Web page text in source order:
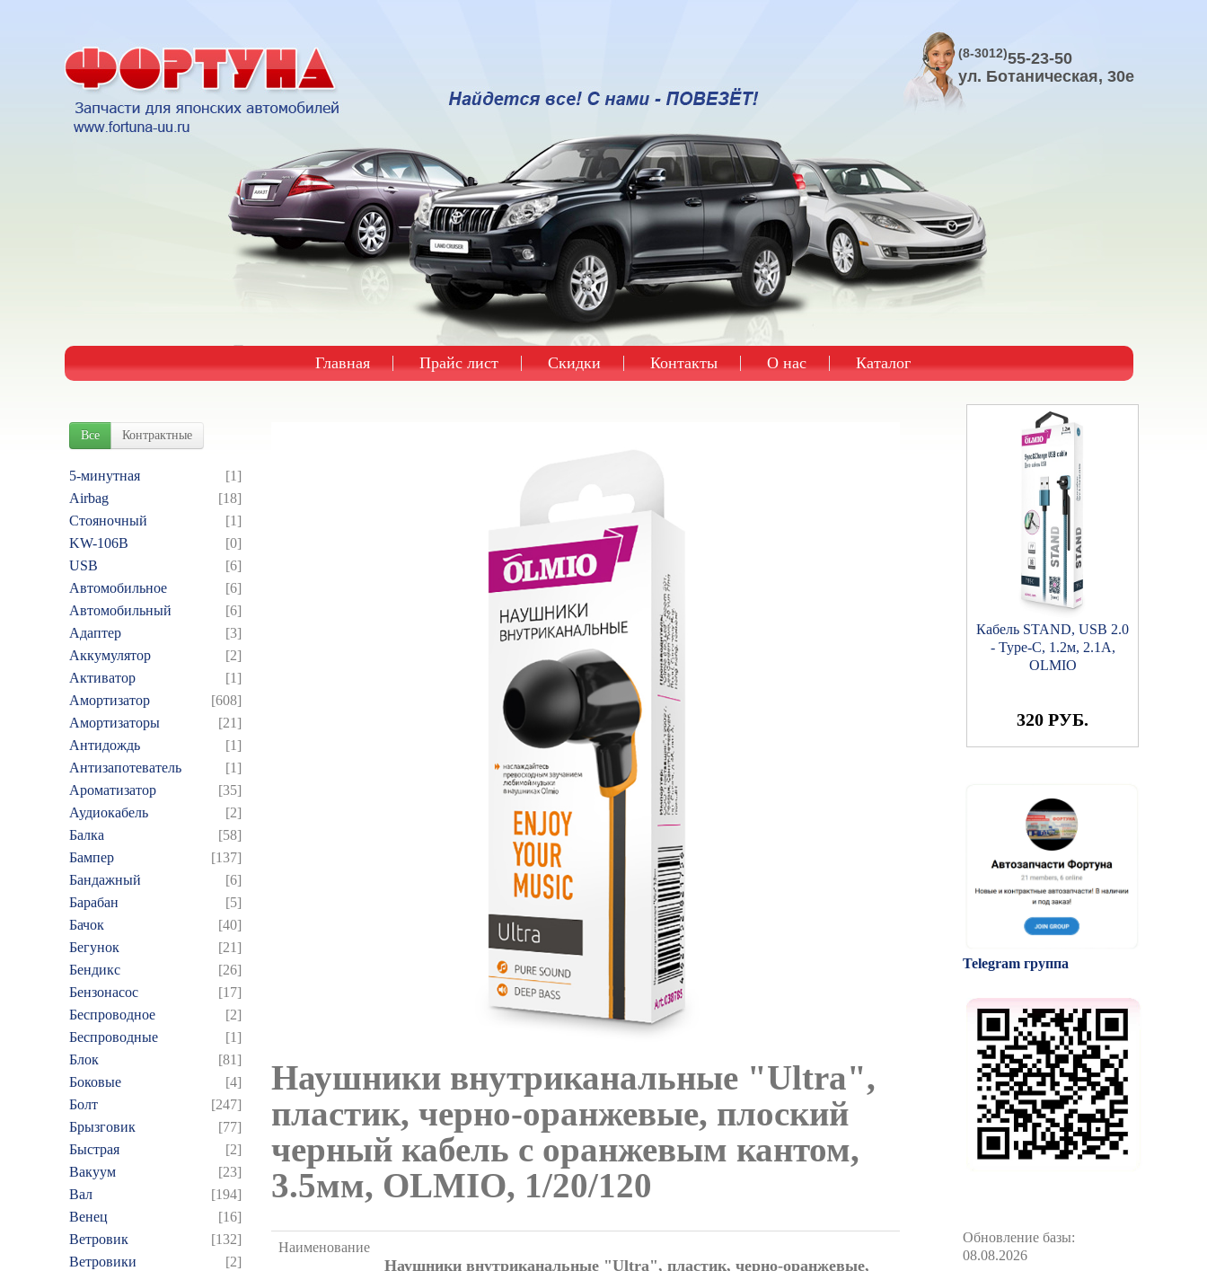
(8-3012)55-23-50
ул. Ботаническая, 30е
Главная Прайс лист Скидки Контакты О нас Каталог
Все Контрактные
5-минутная
[1]
Airbag
[18]
Cтояночный
[1]
KW-106B
[0]
USB
[6]
Автомобильное
[6]
Автомобильный
[6]
Адаптер
[3]
Аккумулятор
[2]
Активатор
[1]
Амортизатор
[608]
Амортизаторы
[21]
Антидождь
[1]
Антизапотеватель
[1]
Ароматизатор
[35]
Аудиокабель
[2]
Балка
[58]
Бампер
[137]
Бандажный
[6]
Барабан
[5]
Бачок
[40]
Бегунок
[21]
Бендикс
[26]
Бензонасос
[17]
Беспроводное
[2]
Беспроводные
[1]
Блок
[81]
Боковые
[4]
Болт
[247]
Брызговик
[77]
Быстрая
[2]
Вакуум
[23]
Вал
[194]
Венец
[16]
Ветровик
[132]
Ветровики
[2]
Наушники внутриканальные "Ultra",
пластик, черно-оранжевые, плоский
черный кабель с оранжевым кантом,
3.5мм, OLMIO, 1/20/120
Наименование
Наушники внутриканальные "Ultra", пластик, черно-оранжевые,
Кабель STAND, USB 2.0
- Type-C, 1.2м, 2.1A,
OLMIO
320 РУБ.
Telegram группа
Обновление базы:
08.08.2026